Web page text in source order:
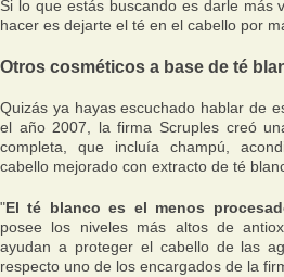
Si lo que estás buscando es darle más
hacer es dejarte el té en el cabello por
Otros cosméticos a base de té
Quizás ya hayas escuchado hablar de
el año 2007, la firma Scruples creó
completa, que incluía champú,
cabello mejorado con extracto de té
"El té blanco es el menos
posee los niveles más altos de
ayudan a proteger el cabello de las
respecto uno de los encargados de la